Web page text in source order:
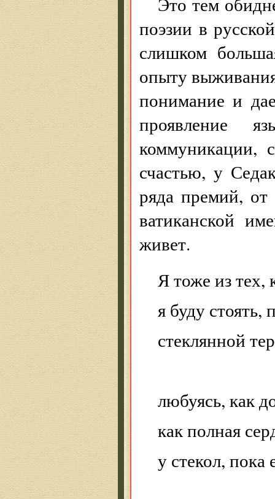
поэзии в
слишком
опыту
понимание и
проявление
коммуникации,
счастью, у
ряда премий, от
ватиканской
живет.
Я тоже из тех,
я буду стоять,
стеклянной
любуясь, как
как полная
у стекол, пока